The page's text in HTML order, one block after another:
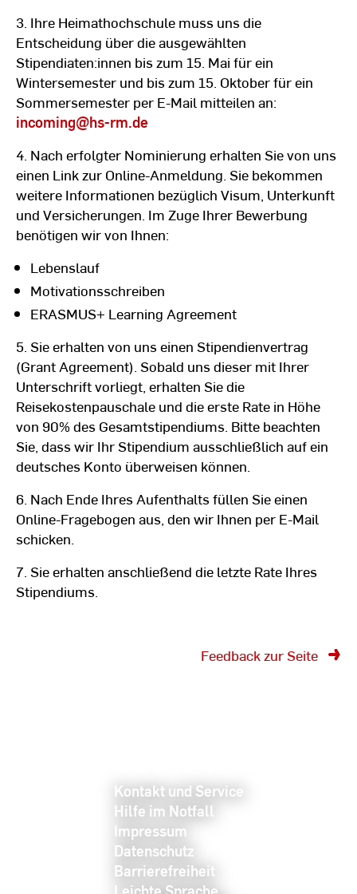
3. Ihre Heimathochschule muss uns die
Entscheidung über die ausgewählten
Stipendiaten:innen bis zum 15. Mai für ein
Wintersemester und bis zum 15. Oktober für ein
Sommersemester per E-Mail mitteilen an:
incoming@hs-rm.de
4. Nach erfolgter Nominierung erhalten Sie von uns
einen Link zur Online-Anmeldung. Sie bekommen
weitere Informationen bezüglich Visum, Unterkunft
und Versicherungen. Im Zuge Ihrer Bewerbung
benötigen wir von Ihnen:
Lebenslauf
Motivationsschreiben
ERASMUS+ Learning Agreement
5. Sie erhalten von uns einen Stipendienvertrag
(Grant Agreement). Sobald uns dieser mit Ihrer
Unterschrift vorliegt, erhalten Sie die
Reisekostenpauschale und die erste Rate in Höhe
von 90% des Gesamtstipendiums. Bitte beachten
Sie, dass wir Ihr Stipendium ausschließlich auf ein
deutsches Konto überweisen können.
6. Nach Ende Ihres Aufenthalts füllen Sie einen
Online-Fragebogen aus, den wir Ihnen per E-Mail
schicken.
7. Sie erhalten anschließend die letzte Rate Ihres
Stipendiums.
Feedback zur Seite
Kontakt und Service
Hilfe im Notfall
Impressum
Datenschutz
Barrierefreiheit